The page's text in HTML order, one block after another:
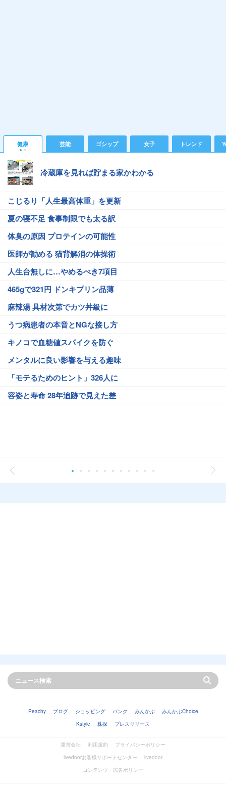
健康 芸能 ゴシップ 女子 トレンド
冷蔵庫を見れば貯まる家かわかる
こじるり「人生最高体重」を更新
夏の寝不足 食事制限でも太る訳
体臭の原因 プロテインの可能性
医師が勧める 猫背解消の体操術
人生台無しに…やめるべき7項目
465gで321円 ドンキプリン品薄
麻辣湯 具材次第でカツ丼級に
うつ病患者の本音とNGな接し方
キノコで血糖値スパイクを防ぐ
メンタルに良い影響を与える趣味
「モテるためのヒント」326人に
容姿と寿命 28年追跡で見えた差
Peachy ブログ ショッピング バンク みんかぶ
みんかぶChoice
Kstyle
株探 プレスリリース
運営会社 利用規約
プライバシーポリシー
livedoorお客様サポートセンター
livedoor
コンテンツ・広告ポリシー